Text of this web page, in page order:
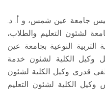
جامعة عين شمس، و أ. د.
لشئون التعليم والطلاب،
التربية النوعية بجامعة عين
وكيل الكلية لشئون خدمة
قدري وكيل الكلية لشئون
وكيل الكلية لشئون التعليم